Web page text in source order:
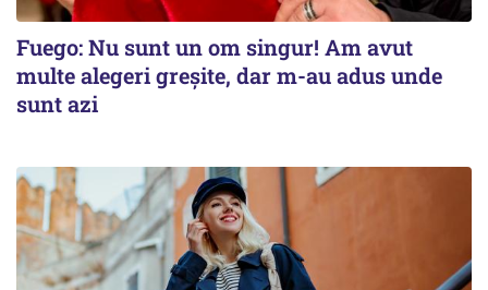
Fuego: Nu sunt un om singur! Am avut
multe alegeri greșite, dar m-au adus unde
sunt azi